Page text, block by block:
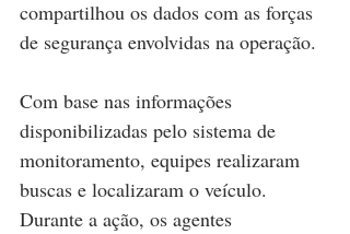
compartilhou os dados com as forças
de segurança envolvidas na operação.
Com base nas informações
disponibilizadas pelo sistema de
monitoramento, equipes realizaram
buscas e localizaram o veículo.
Durante a ação, os agentes